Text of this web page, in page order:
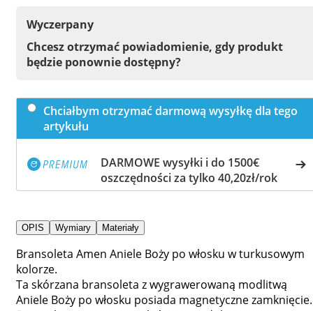
Wyczerpany
Chcesz otrzymać powiadomienie, gdy produkt
będzie ponownie dostępny?
Chciałbym otrzymać darmową wysyłkę dla tego
artykułu
DARMOWE wysyłki i do 1500€
oszczędności za tylko 40,20zł/rok
OPIS Wymiary Materiały
Bransoleta Amen Aniele Boży po włosku w turkusowym
kolorze.
Ta skórzana bransoleta z wygrawerowaną modlitwą
Aniele Boży po włosku posiada magnetyczne zamknięcie.